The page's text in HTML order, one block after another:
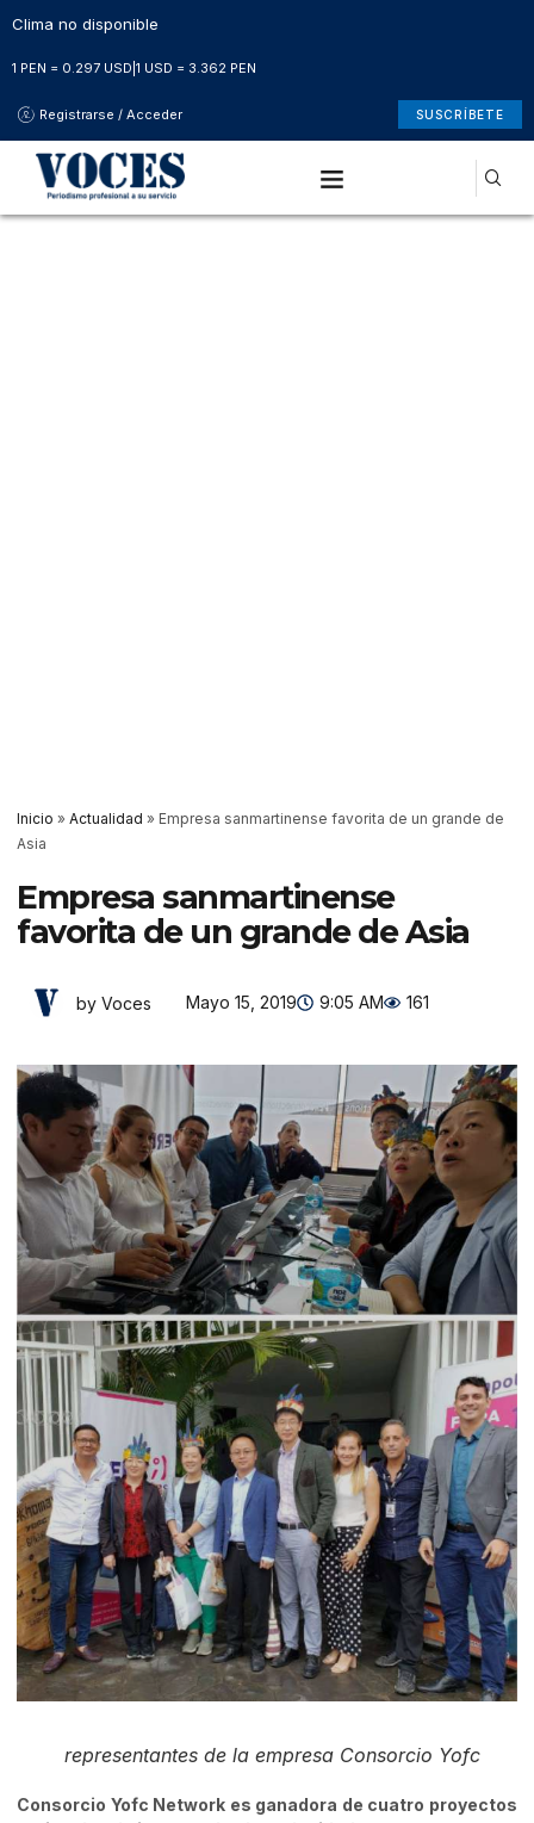
Clima no disponible
1 PEN = 0.297 USD 1 USD = 3.362 PEN
Registrarse / Acceder SUSCRÍBETE
Inicio » Actualidad » Empresa sanmartinense favorita de un grande de
Asia
Empresa sanmartinense
favorita de un grande de Asia
by Voces Mayo 15, 2019 9:05 AM 161
representantes de la empresa Consorcio Yofc
Consorcio Yofc Network es ganadora de cuatro proyectos